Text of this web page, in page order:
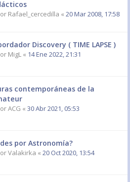
Rafael_cercedilla « 20 Mar 2008, 17:58
Discovery ( TIME LAPSE )
MigL « 14 Ene 2022, 21:31
contemporáneas de la
ACG « 30 Abr 2021, 05:53
por Astronomía?
Valakirka « 20 Oct 2020, 13:54